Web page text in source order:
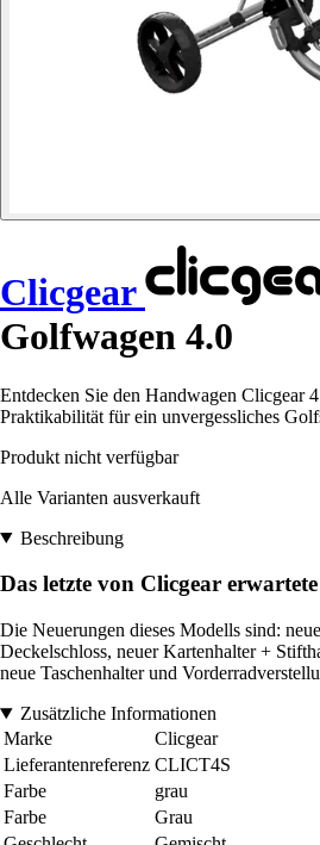
Clicgear
Golfwagen 4.0
Entdecken Sie den Handwagen Clicgear
Praktikabilität für ein unvergessliches
Produkt nicht verfügbar
Alle Varianten ausverkauft
Beschreibung
Das letzte von Clicgear
Die Neuerungen dieses Modells sind:
Deckelschloss, neuer Kartenhalter +
neue Taschenhalter und
Zusätzliche Informationen
Marke
Clicgear
Lieferantenreferenz CLICT4S
Farbe
grau
Farbe
Grau